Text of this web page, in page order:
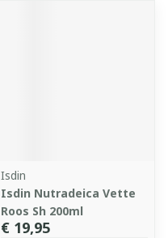
Isdin
Isdin Nutradeica Vette
Roos Sh 200ml
€ 19,95